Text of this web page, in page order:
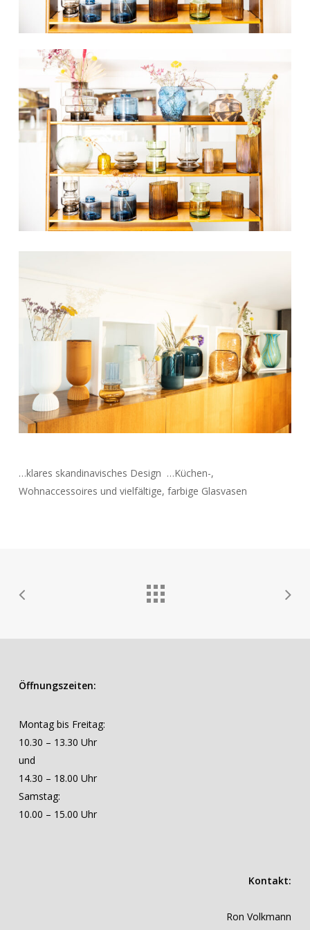
…klares skandinavisches Design …Küchen-,
Wohnaccessoires und vielfältige, farbige Glasvasen
Öffnungszeiten:
Montag bis Freitag:
10.30 – 13.30 Uhr
und
14.30 – 18.00 Uhr
Samstag:
10.00 – 15.00 Uhr
Kontakt:
Ron Volkmann